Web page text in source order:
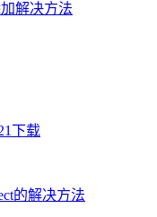
解决方法
下载
的解决方法